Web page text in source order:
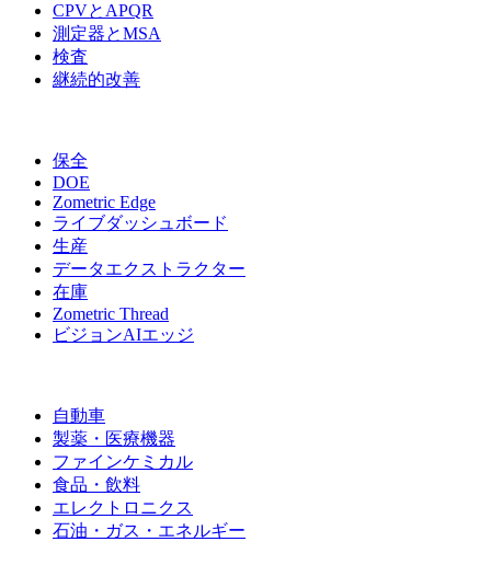
CPVとAPQR
測定器とMSA
検査
継続的改善
保全
DOE
Zometric Edge
ライブダッシュボード
生産
データエクストラクター
在庫
Zometric Thread
ビジョンAIエッジ
自動車
製薬・医療機器
ファインケミカル
食品・飲料
エレクトロニクス
石油・ガス・エネルギー